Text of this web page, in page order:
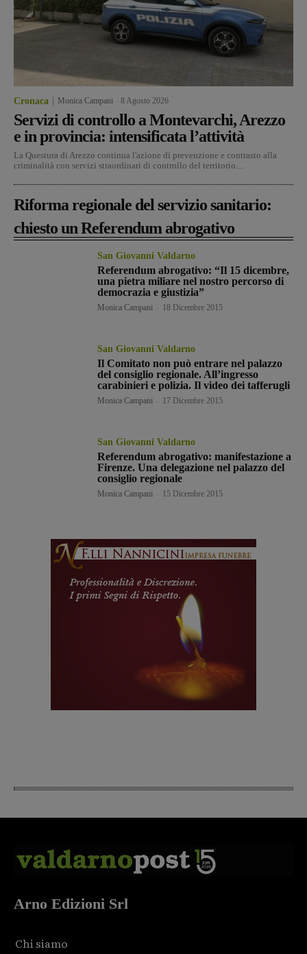
Cronaca Monica Campani 8 Agosto 2026
Servizi di controllo a Montevarchi, Arezzo
e in provincia: intensificata l’attività
La Questura di Arezzo continua l'azione di prevenzione e contrasto alla
criminalità con servizi straordinari di controllo del territorio....
Riforma regionale del servizio sanitario:
chiesto un Referendum abrogativo
San Giovanni Valdarno
Referendum abrogativo: “Il 15 dicembre,
una pietra miliare nel nostro percorso di
democrazia e giustizia”
Monica Campani 18 Dicembre 2015
San Giovanni Valdarno
Il Comitato non può entrare nel palazzo
del consiglio regionale. All’ingresso
carabinieri e polizia. Il video dei tafferugli
Monica Campani 17 Dicembre 2015
San Giovanni Valdarno
Referendum abrogativo: manifestazione a
Firenze. Una delegazione nel palazzo del
consiglio regionale
Monica Campani 15 Dicembre 2015
Arno Edizioni Srl
Chi siamo